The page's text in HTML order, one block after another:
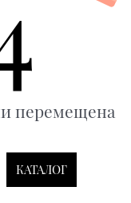
перемещена
КАТАЛОГ